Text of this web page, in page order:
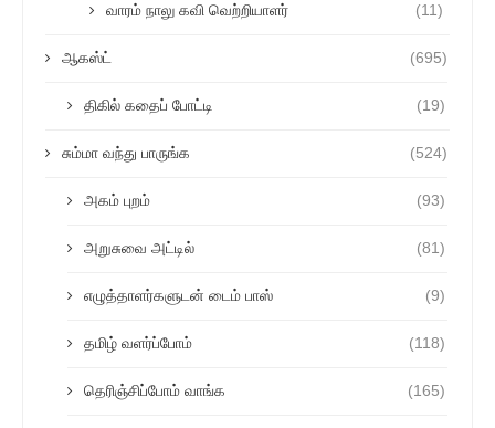
வாரம் நாலு கவி வெற்றியாளர் (11)
ஆகஸ்ட் (695)
திகில் கதைப் போட்டி (19)
சும்மா வந்து பாருங்க (524)
அகம் புறம் (93)
அறுசுவை அட்டில் (81)
எழுத்தாளர்களுடன் டைம் பாஸ் (9)
தமிழ் வளர்ப்போம் (118)
தெரிஞ்சிப்போம் வாங்க (165)